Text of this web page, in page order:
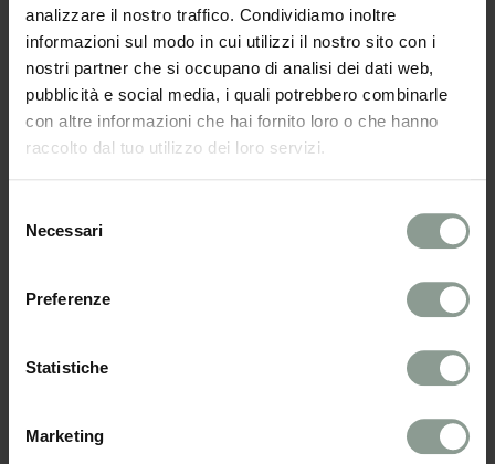
analizzare il nostro traffico. Condividiamo inoltre
informazioni sul modo in cui utilizzi il nostro sito con i
nostri partner che si occupano di analisi dei dati web,
pubblicità e social media, i quali potrebbero combinarle
con altre informazioni che hai fornito loro o che hanno
raccolto dal tuo utilizzo dei loro servizi.
delNecessari
Preferenze
Statistiche
Marketing
DATI DI CONTATTO
TITOLO*
NOME*